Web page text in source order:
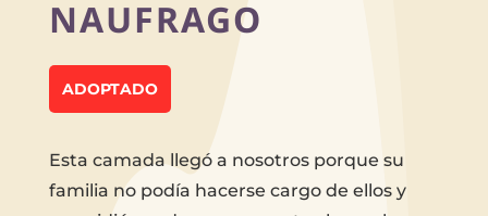
NAUFRAGO
ADOPTADO
Esta camada llegó a nosotros porque su
familia no podía hacerse cargo de ellos y